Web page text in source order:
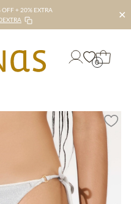
+ 20% EXTRA
✕
0